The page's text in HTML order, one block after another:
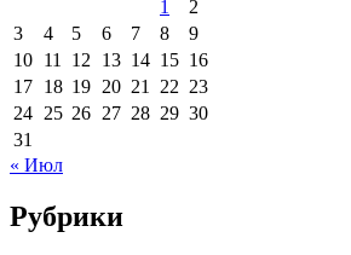
1
2
3
4 5 6 7 8
9
10 11 12 13 14 15 16
17 18 19 20 21 22 23
24 25 26 27 28 29 30
31
« Июл
Рубрики